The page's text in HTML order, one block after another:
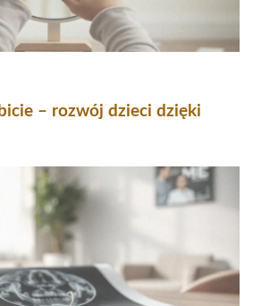
– rozwój dzieci dzięki